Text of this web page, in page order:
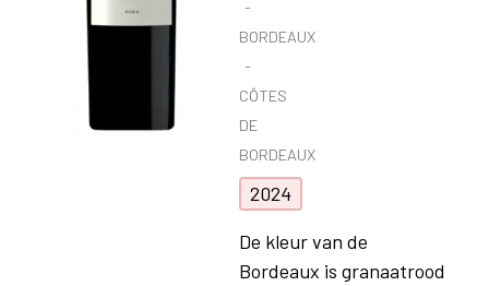
BORDEAUX
CÔTES
DE
BORDEAUX
2024
De kleur van de
Bordeaux is granaatrood